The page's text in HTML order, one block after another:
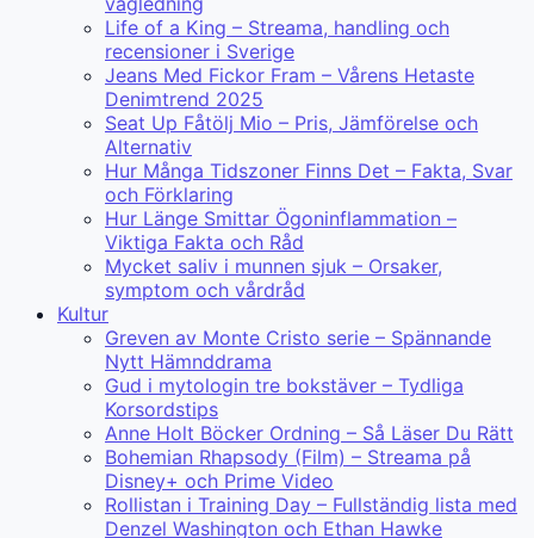
Life of a King – Streama, handling och
recensioner i Sverige
Jeans Med Fickor Fram – Vårens Hetaste
Denimtrend 2025
Seat Up Fåtölj Mio – Pris, Jämförelse och
Alternativ
Hur Många Tidszoner Finns Det – Fakta, Svar
och Förklaring
Hur Länge Smittar Ögoninflammation –
Viktiga Fakta och Råd
Mycket saliv i munnen sjuk – Orsaker,
symptom och vårdråd
Kultur
Greven av Monte Cristo serie – Spännande
Nytt Hämnddrama
Gud i mytologin tre bokstäver – Tydliga
Korsordstips
Anne Holt Böcker Ordning – Så Läser Du Rätt
Bohemian Rhapsody (Film) – Streama på
Disney+ och Prime Video
Rollistan i Training Day – Fullständig lista med
Denzel Washington och Ethan Hawke